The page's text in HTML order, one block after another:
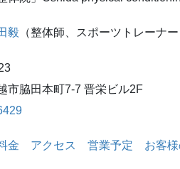
毅 （整体師、スポーツトレーナー
市脇田本町7-7 晋栄ビル2F
金 アクセス 営業予定 お客